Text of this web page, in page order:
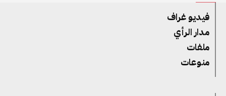
فيديو غراف
مدار الرأي
ملفات
منوعات